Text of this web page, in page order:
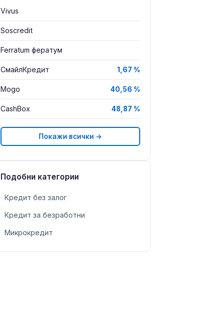
Vivus
Soscredit
Ferratum фератум
СмайлКредит 1,67 %
Mogo 40,56 %
CashBox 48,87 %
Покажи всички →
Подобни категории
Кредит без залог
Кредит за безработни
Микрокредит